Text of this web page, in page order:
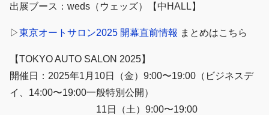
出展ブース：weds（ウェッズ）【中HALL】
▷東京オートサロン2025 開幕直前情報 まとめはこちら
【TOKYO AUTO SALON 2025】
開催日：2025年1月10日（金）9:00〜19:00（ビジネスデ
イ、14:00〜19:00一般特別公開）
11日（土）9:00〜19:00